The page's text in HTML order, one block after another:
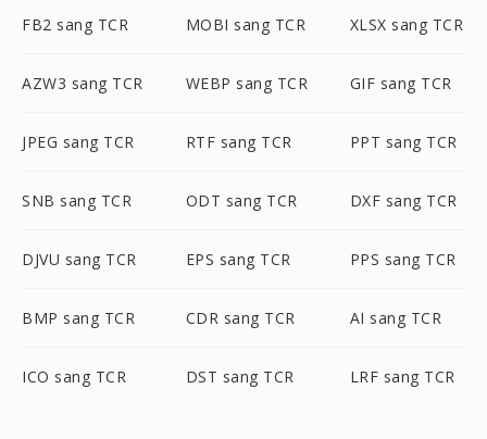
FB2 sang TCR MOBI sang TCR XLSX sang TCR
AZW3 sang TCR WEBP sang TCR GIF sang TCR
JPEG sang TCR RTF sang TCR PPT sang TCR
SNB sang TCR ODT sang TCR DXF sang TCR
DJVU sang TCR EPS sang TCR PPS sang TCR
BMP sang TCR CDR sang TCR AI sang TCR
ICO sang TCR DST sang TCR LRF sang TCR